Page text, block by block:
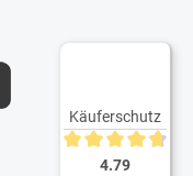
Käuferschutz
Durchschnittliche
4.79